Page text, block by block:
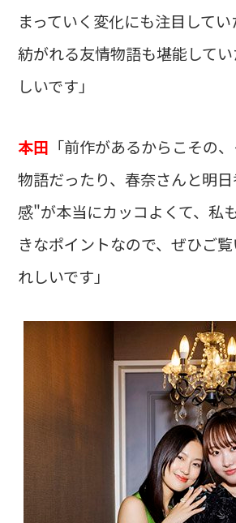
まっていく変化にも注目してい
紡がれる友情物語も堪能して
しいです」
本田 「前作があるからこその
物語だったり、春奈さんと明
感"が本当にカッコよくて、私
きなポイントなので、ぜひご
れしいです」